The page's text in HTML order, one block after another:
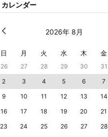
カレンダー
2026年 8月
日 月 火 水 木 金
26 27 28 29 30 31
2
3 4 5 6 7
9
10 11 12 13 14
16
17 18 19 20 21
23
24 25 26 27 28